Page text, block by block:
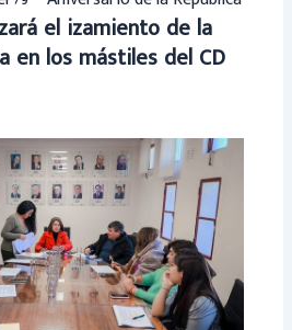
el izamiento de la
en los mástiles del CD